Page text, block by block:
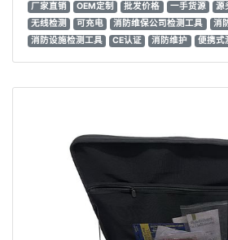
厂家直销
OEM定制 批发价格 一手货源 源
无线检测
可充电 消防维保公司检测工具
消
消防设施检测工具
CE认证 消防维护 便携式